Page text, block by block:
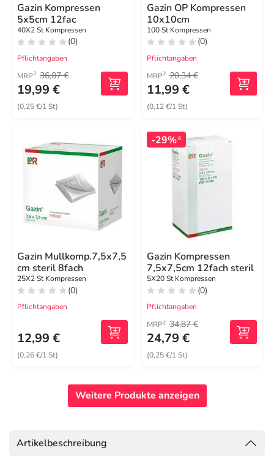
Gazin Kompressen
5x5cm 12fac
40X2 St Kompressen
(0)
Pflichtangaben
MRP2 36,07 €
19,99 €
(0,25 €/1 St)
Gazin OP Kompressen
10x10cm
100 St Kompressen
(0)
Pflichtangaben
MRP2 20,34 €
11,99 €
(0,12 €/1 St)
Gazin Mullkomp.7,5x7,5
cm steril 8fach
25X2 St Kompressen
(0)
Pflichtangaben
12,99 €
(0,26 €/1 St)
-29%4
Gazin Kompressen
7,5x7,5cm 12fach steril
5X20 St Kompressen
(0)
Pflichtangaben
MRP2 34,87 €
24,79 €
(0,25 €/1 St)
Weitere Produkte anzeigen
Artikelbeschreibung